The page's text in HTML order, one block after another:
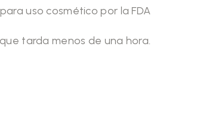
uso cosmético por la FDA
tarda menos de una hora.